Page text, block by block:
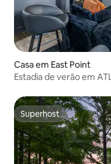
Casa em East Point
Estadia de verão em
Superhost
Superhost